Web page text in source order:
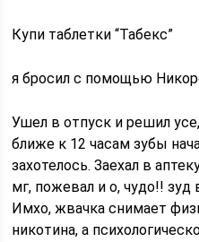
Купи таблетки “Табекс”
я бросил с помощью
Ушел в отпуск и решил
ближе к 12 часам зубы
захотелось. Заехал в
мг, пожевал и о, чудо!! зуд
Имхо, жвачка снимает
никотина, а